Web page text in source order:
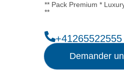
** Pack Premium *
**
+41265522555
Demander